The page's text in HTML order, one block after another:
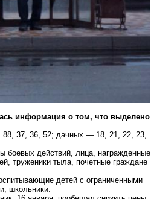
информация о том, что выделено
37, 36, 52; дачных — 18, 21, 22, 23,
боевых действий, лица, награжденные
труженики тыла, почетные граждане
детей с ограниченными
школьники.